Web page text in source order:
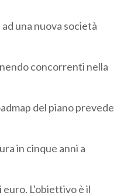
una nuova società
concorrenti nella
del piano prevede
in cinque anni a
L'obiettivo è il